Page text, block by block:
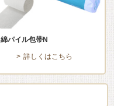
綿パイル包帯N
詳しくはこちら